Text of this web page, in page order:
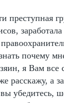
преступная
почему
я Вам все
расскажу, а
убедитесь,